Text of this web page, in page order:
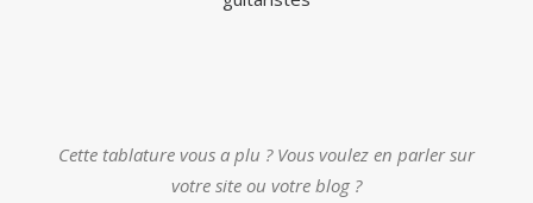
Cette tablature vous a plu ? Vous voulez en parler sur
votre site ou votre blog ?